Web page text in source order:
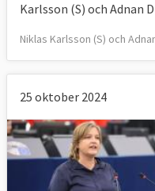
Karlsson (S) och Adnan
Niklas Karlsson (S) och
25 oktober 2024